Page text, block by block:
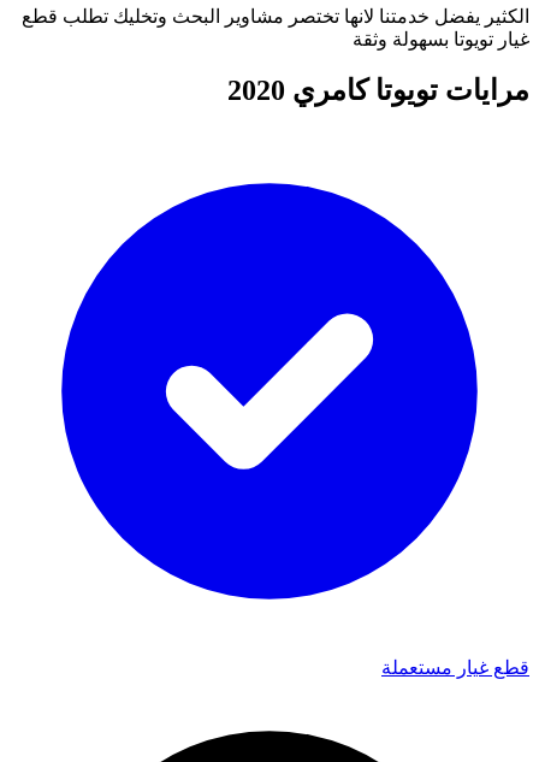
الكثير يفضل خدمتنا لانها تختصر مشاوير البحث وتخليك تطلب قطع
غيار تويوتا بسهولة وثقة
مرايات تويوتا كامري 2020
قطع غيار مستعملة